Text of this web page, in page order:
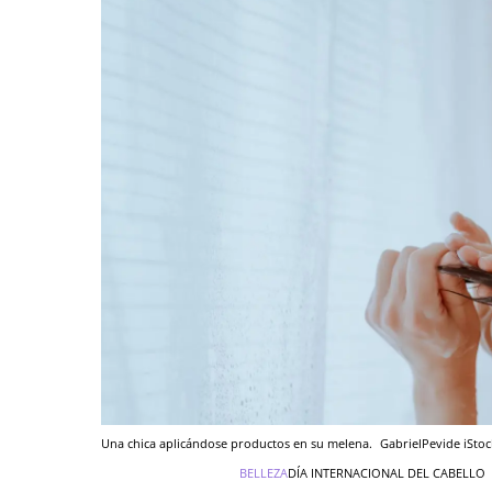
Una chica aplicándose productos en su melena. GabrielPevide
BELLEZADÍA INTERNACIONAL DEL CABELLO